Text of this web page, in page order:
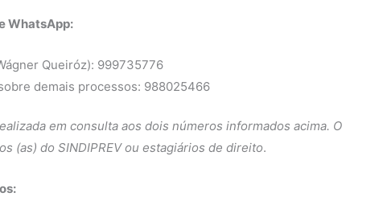
WhatsApp:
Queiróz): 999735776
demais processos: 988025466
em consulta aos dois números informados acima. O
(as) do SINDIPREV ou estagiários de direito.